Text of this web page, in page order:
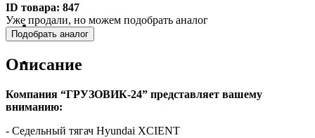
Автобусы
Спецтехника
ID товара: 847
Уже продали, но можем подобрать аналог
Подобрать аналог
Описание
Компания “ГРУЗОВИК-24” представляет вашему
вниманию:
- Седельный тягач Hyundai XCIENT